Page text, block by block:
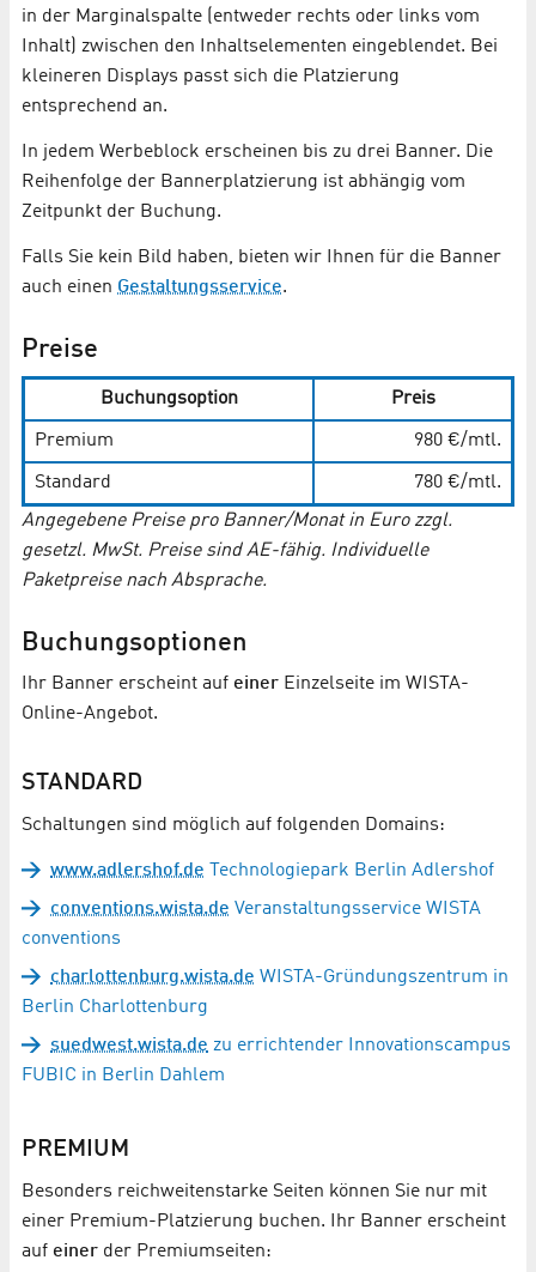
in der Marginalspalte (entweder rechts oder links vom
Inhalt) zwischen den Inhaltselementen eingeblendet. Bei
kleineren Displays passt sich die Platzierung
entsprechend an.
In jedem Werbeblock erscheinen bis zu drei Banner. Die
Reihenfolge der Bannerplatzierung ist abhängig vom
Zeitpunkt der Buchung.
Falls Sie kein Bild haben, bieten wir Ihnen für die Banner
auch einen Gestaltungsservice.
Preise
Buchungsoption Preis
Premium 980 €/mtl.
Standard
780 €/mtl.
Angegebene Preise pro Banner/Monat in Euro zzgl.
gesetzl. MwSt. Preise sind AE-fähig. Individuelle
Paketpreise nach Absprache.
Buchungsoptionen
Ihr Banner erscheint auf einer Einzelseite im WISTA-
Online-Angebot.
STANDARD
Schaltungen sind möglich auf folgenden Domains:
www.adlershof.de Technologiepark Berlin Adlershof
conventions.wista.de Veranstaltungsservice WISTA
conventions
charlottenburg.wista.de WISTA-Gründungszentrum in
Berlin Charlottenburg
suedwest.wista.de zu errichtender Innovationscampus
FUBIC in Berlin Dahlem
PREMIUM
Besonders reichweitenstarke Seiten können Sie nur mit
einer Premium-Platzierung buchen. Ihr Banner erscheint
auf einer der Premiumseiten: